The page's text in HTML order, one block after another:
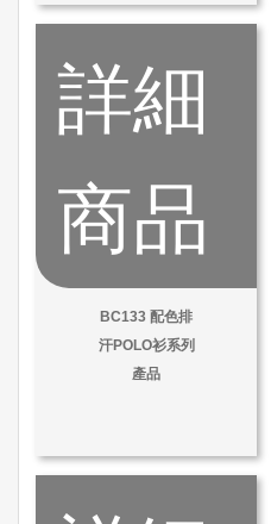
詳細
商品
BC133 配色排
汗POLO衫系列
產品